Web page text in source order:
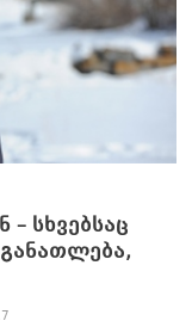
– სხვებსაც